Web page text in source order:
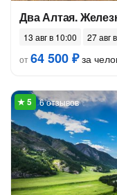
Два Алтая.
13 авг в 10:00
27 авг
от64 500 ₽за
6 отзывов